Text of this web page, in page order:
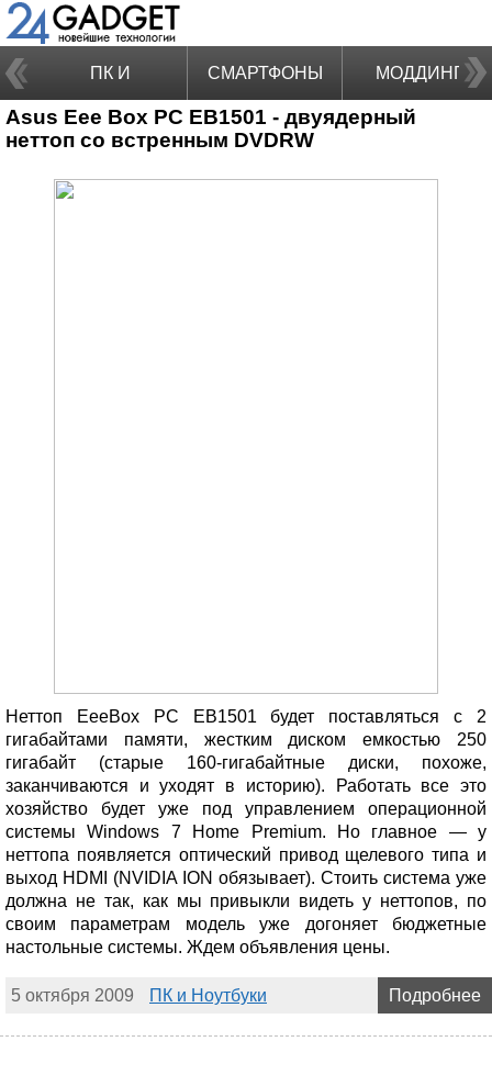
ПК И
НОУТБУКИ
СМАРТФОНЫ МОДДИНГ
Asus Eee Box PC EB1501 - двуядерный
неттоп со встренным DVDRW
Неттоп EeeBox PC EB1501 будет поставляться с 2
гигабайтами памяти, жестким диском емкостью 250
гигабайт (старые 160-гигабайтные диски, похоже,
заканчиваются и уходят в историю). Работать все это
хозяйство будет уже под управлением операционной
системы Windows 7 Home Premium. Но главное — у
неттопа появляется оптический привод щелевого типа и
выход HDMI (NVIDIA ION обязывает). Стоить система уже
должна не так, как мы привыкли видеть у неттопов, по
своим параметрам модель уже догоняет бюджетные
настольные системы. Ждем объявления цены.
5 октября 2009 ПК и Ноутбуки Подробнее